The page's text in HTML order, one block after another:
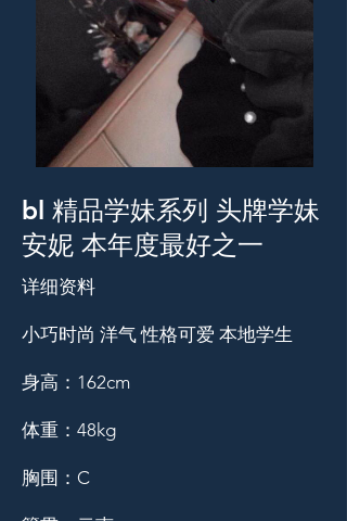
bl 精品学妹系列 头牌学妹
安妮 本年度最好之一
详细资料
小巧时尚 洋气 性格可爱 本地学生
身高：162cm
体重：48kg
胸围：C